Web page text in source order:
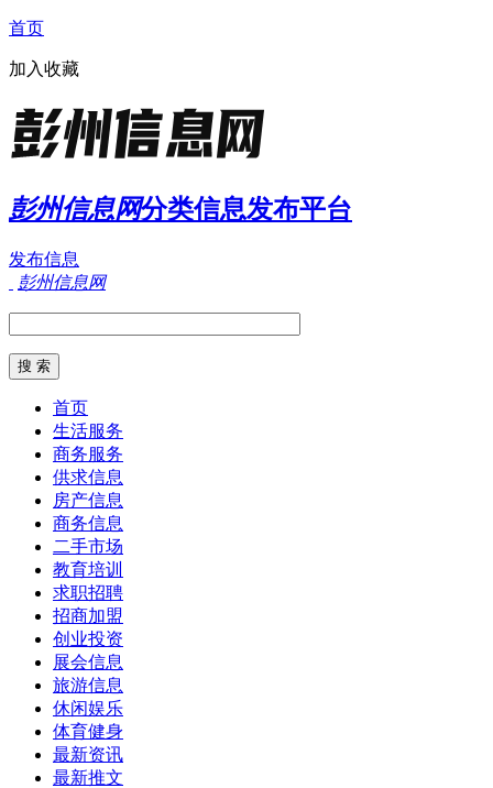
首页
加入收藏
彭州信息网分类信息发布平台
发布信息
彭州信息网
首页
生活服务
商务服务
供求信息
房产信息
商务信息
二手市场
教育培训
求职招聘
招商加盟
创业投资
展会信息
旅游信息
休闲娱乐
体育健身
最新资讯
最新推文